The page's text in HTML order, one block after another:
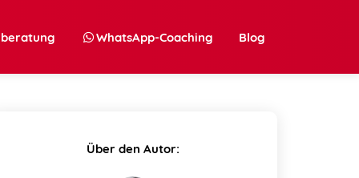
WhatsApp-Coaching Blog
Über den Autor: